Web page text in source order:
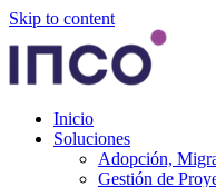
Skip to content
Inicio
Soluciones
Adopción,
Gestión de